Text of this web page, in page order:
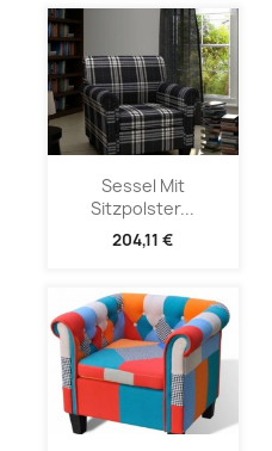
Sessel Mit
Sitzpolster...
204,11 €